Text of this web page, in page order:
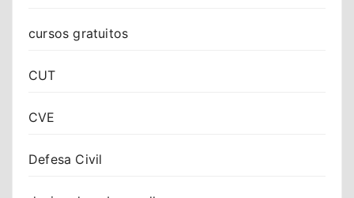
cursos gratuitos
CUT
CVE
Defesa Civil